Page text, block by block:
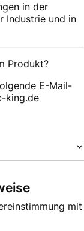
in der
Industrie und in
Produkt?
E-Mail-
king.de
mit